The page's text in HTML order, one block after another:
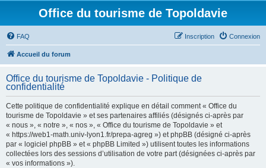
Office du tourisme de Topoldavie
FAQ Connexion
Inscription
Accueil du forum
Office du tourisme de Topoldavie - Politique de
confidentialité
Cette politique de confidentialité explique en détail comment « Office du
tourisme de Topoldavie » et ses partenaires affiliés (désignés ci-après par
« nous », « notre », « nos », « Office du tourisme de Topoldavie » et
« https://web1-math.univ-lyon1.fr/prepa-agreg ») et phpBB (désigné ci-après
par « logiciel phpBB » et « phpBB Limited ») utilisent toutes les informations
collectées lors des sessions d’utilisation de votre part (désignées ci-après par
« vos informations »).